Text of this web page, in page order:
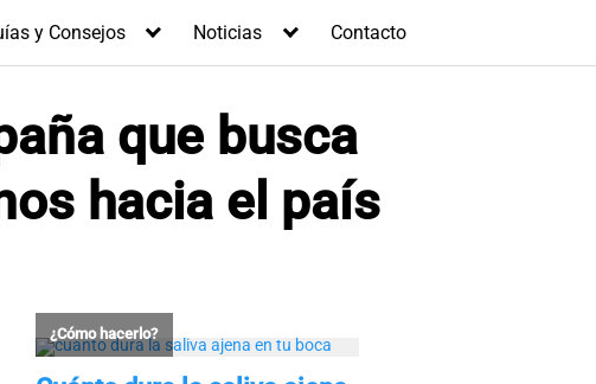
y Consejos Noticias Contacto
que busca
hacia el país